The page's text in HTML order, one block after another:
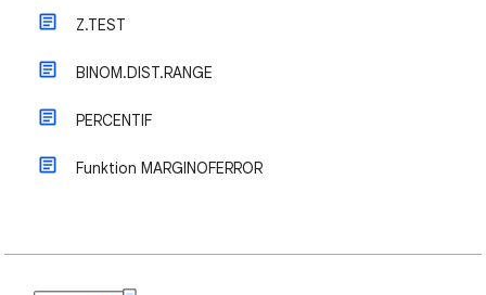
Z.TEST
BINOM.DIST.RANGE
PERCENTIF
Funktion MARGINOFERROR